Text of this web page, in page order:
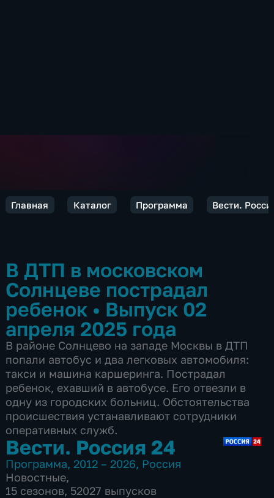
Главная Каталог Программа Вести.
В ДТП в московском
Солнцеве пострадал
ребенок • Выпуск 02
апреля 2025 года
В районе Солнцево на западе Москвы в ДТП
попали автобус и два легковых автомобиля:
такси и машина каршеринга. Пострадал
ребенок, ехавший в автобусе. Его отвезли в
одну из городских больниц. Обстоятельства
происшествия устанавливают сотрудники
оперативных служб.
Вести. Россия 24
Программа, 2012 – 2026, Россия
Новостные,
15 сезонов, 52027 выпусков